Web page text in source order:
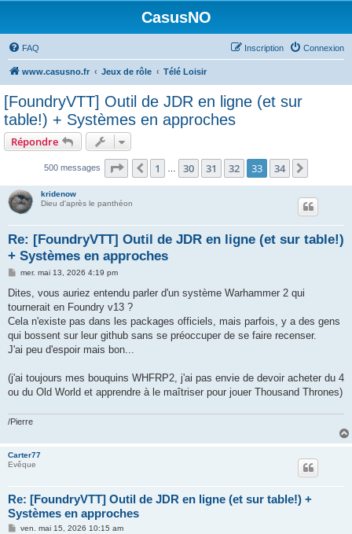
CasusNO
FAQ Connexion
Inscription
www.casusno.fr Jeux de rôle Télé Loisir
[FoundryVTT] Outil de JDR en ligne (et sur
table!) + Systèmes en approches
Répondre
500 messages Page 33 sur 34
Précédent
1 30 31 32 33 34
kridenow
Dieu d'après le panthéon
Re: [FoundryVTT] Outil de JDR en ligne (et sur table!)
+ Systèmes en approches
M
s
a
g
mer. mai 13, 2026 4:19 pm
Dites, vous auriez entendu parler d'un système Warhammer 2 qui
tournerait en Foundry v13 ?
Cela n'existe pas dans les packages officiels, mais parfois, y a des gens
qui bossent sur leur github sans se préoccuper de se faire recenser.
J'ai peu d'espoir mais bon...
(j'ai toujours mes bouquins WHFRP2, j'ai pas envie de devoir acheter du 4
ou du Old World et apprendre à le maîtriser pour jouer Thousand Thrones)
/Pierre
Carter77
Evêque
Re: [FoundryVTT] Outil de JDR en ligne (et sur table!) +
Systèmes en approches
Mven. mai 15, 2026 10:15 am